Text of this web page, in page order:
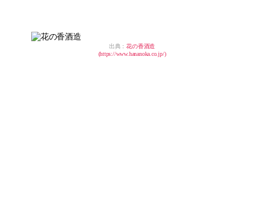
出典：花の香酒造
(https://www.hananoka.co.jp/)